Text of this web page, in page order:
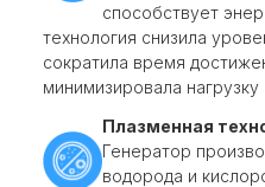
способствует
технология снизила
сократила время
минимизировала нагрузку
Плазменная
Генератор
водорода и